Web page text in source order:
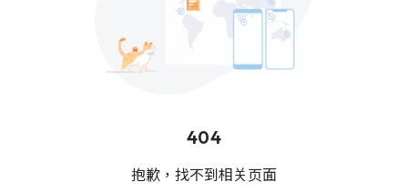
404
抱歉，找不到相关页面